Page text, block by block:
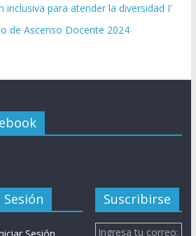
inclusiva para atender la diversidad I'
de Ascenso Docente 2024
Sesión Suscribirse
Ingresa tu correo: